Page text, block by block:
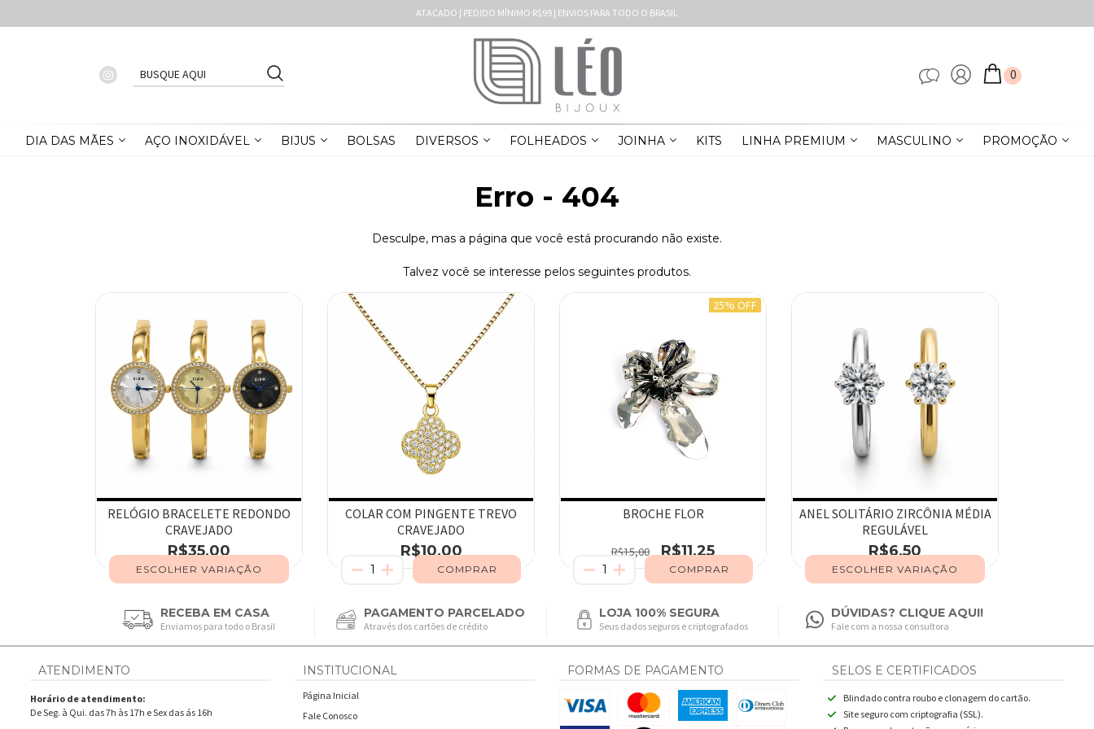
ATACADO | PEDIDO MÍNIMO R$99 | ENVIOS PARA TODO O BRASIL
0
DIA DAS MÃES AÇO INOXIDÁVEL BIJUS BOLSAS DIVERSOS FOLHEADOS JOINHA KITS LINHA PREMIUM MASCULINO PROMOÇÃO
Erro - 404
Desculpe, mas a página que você está procurando não existe.
Talvez você se interesse pelos seguintes produtos.
RELÓGIO BRACELETE REDONDO
CRAVEJADO
R$35,00
ESCOLHER VARIAÇÃO
COLAR COM PINGENTE TREVO
CRAVEJADO
R$10,00
25% OFF
BROCHE FLOR
R$15,00 R$11,25
ANEL SOLITÁRIO ZIRCÔNIA MÉDIA
REGULÁVEL
R$6,50
ESCOLHER VARIAÇÃO
RECEBA EM CASA
Enviamos para todo o Brasil
PAGAMENTO PARCELADO
Através dos cartões de crédito
LOJA 100% SEGURA
Seus dados seguros e criptografados
DÚVIDAS? CLIQUE AQUI!
Fale com a nossa consultora
ATENDIMENTO
Horário de atendimento:
De Seg. à Qui. das 7h às 17h e Sex das ás 16h
INSTITUCIONAL
Página Inicial
Fale Conosco
FORMAS DE PAGAMENTO SELOS E CERTIFICADOS
Blindado contra roubo e clonagem do cartão.
Site seguro com criptografia (SSL).